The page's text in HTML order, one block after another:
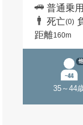
普通乗
死亡(0)
距離160m
35～44
他